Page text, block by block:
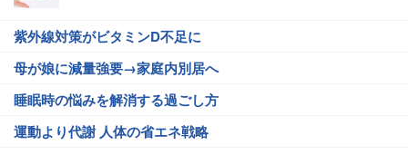
紫外線対策がビタミンD不足に
母が娘に減量強要→家庭内別居へ
睡眠時の悩みを解消する過ごし方
運動より代謝 人体の省エネ戦略